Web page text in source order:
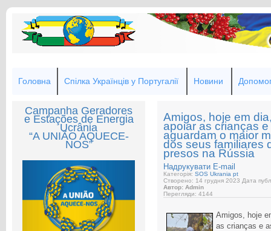
Головна Спілка Українців у Португалії Новини
Campanha Geradores
e Estações de Energia
Ucrânia
“A UNIÃO AQUECE-
NOS”
Amigos, hoje em
apoiar as crianças
aguardam o maior
dos seus familiares
presos na Rússia
Надрукувати E-mail
Категорія: SOS Ukrania pt
Створено: 14 грудня 2023 Дата
Автор: Admin
Перегляди: 4144
Amigos, hoje
as crianças e